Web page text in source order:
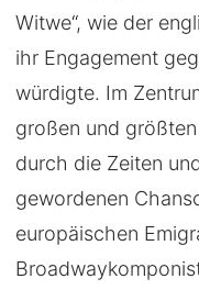
Witwe“, wie der
ihr Engagement
würdigte. Im
großen und
durch die Zeiten
gewordenen
europäischen